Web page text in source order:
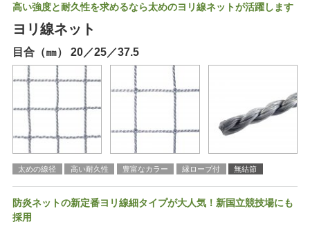
高い強度と耐久性を求めるなら太めのヨリ線ネットが活躍します
ヨリ線ネット
目合（㎜） 20／25／37.5
太めの線径 高い耐久性 豊富なカラー 縁ロープ付 無結節
防炎ネットの新定番ヨリ線細タイプが大人気！新国立競技場にも
採用